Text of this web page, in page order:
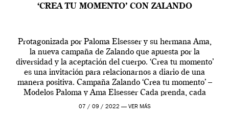
‘CREA TU MOMENTO’ CON ZALANDO
Protagonizada por Paloma Elsesser y su hermana Ama,
la nueva campaña de Zalando que apuesta por la
diversidad y la aceptación del cuerpo. ‘Crea tu momento’
es una invitación para relacionarnos a diario de una
manera positiva. Campaña Zalando ‘Crea tu momento’ –
Modelos Paloma y Ama Elsesser Cada prenda, cada
outfit, cada momento, caracteriza […]
07 / 09 / 2022 — VER MÁS